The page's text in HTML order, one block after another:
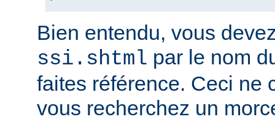
Bien entendu, vous
ssi.shtml par le nom
faites référence. Ceci ne
vous recherchez un